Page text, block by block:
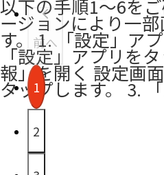
以下の手順1～6を
ージョンにより一
す。 1. 「設定」ア
「設定」アプリを
報」を開く 設定画
タップします。 3.
前へ
1
2